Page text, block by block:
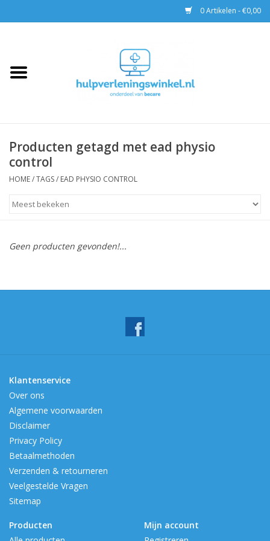
0 Artikelen - €0,00
EHBO
Producten getagd met ead physio
control
HOME/TAGS/ EAD PHYSIO CONTROL
Geen producten gevonden!...
Klantenservice
Over ons
Algemene voorwaarden
Disclaimer
Privacy Policy
Betaalmethoden
Verzenden & retourneren
Veelgestelde Vragen
Sitemap
Producten
Mijn account